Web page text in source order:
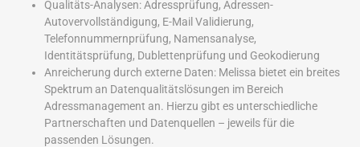
Qualitäts-Analysen: Adressprüfung, Adressen-
Autovervollständigung, E-Mail Validierung,
Telefonnummernprüfung, Namensanalyse,
Identitätsprüfung, Dublettenprüfung und Geokodierung
Anreicherung durch externe Daten: Melissa bietet ein breites
Spektrum an Datenqualitätslösungen im Bereich
Adressmanagement an. Hierzu gibt es unterschiedliche
Partnerschaften und Datenquellen – jeweils für die
passenden Lösungen.